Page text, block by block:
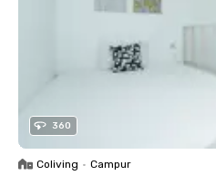
360
Coliving • Campur